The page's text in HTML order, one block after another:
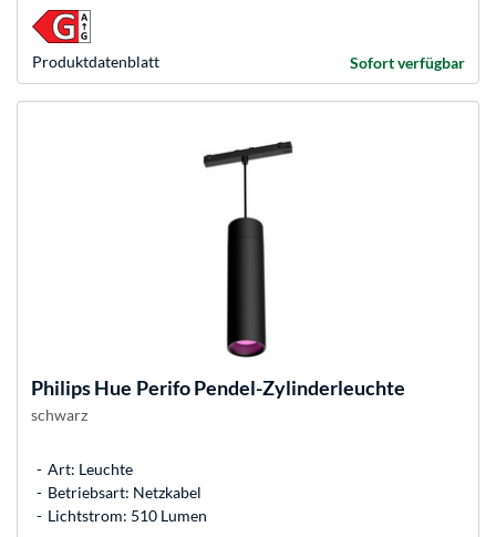
Produkt­datenblatt Sofort verfügbar
Philips Hue Perifo Pendel-Zylinderleuchte
schwarz
Art: Leuchte
Betriebsart: Netzkabel
Lichtstrom: 510 Lumen